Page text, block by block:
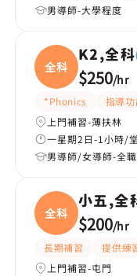
男導師-大學程度
全科
K2,全科
$250/hr
*Phonics 指導
上門補習-薄扶林
一星期2日-1小時/
男導師/女導師-全
全科
小五,全
$200/hr
長期補習 提供練
上門補習-屯門